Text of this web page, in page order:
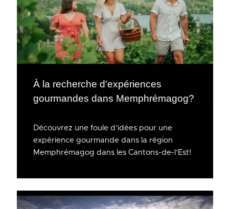
À la recherche d’expériences
gourmandes dans Memphrémagog?
Découvrez une foule d’idées pour une
expérience gourmande dans la région
Memphrémagog dans les Cantons-de-l’Est!